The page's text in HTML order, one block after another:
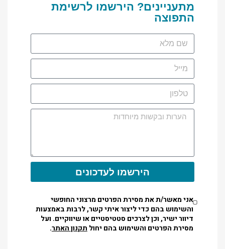
מתעניינים? הירשמו לרשימת
התפוצה
הירשמו לעדכונים
אני מאשר/ת את מסירת הפרטים מרצוני החופשי
והשימוש בהם כדי ליצור איתי קשר, לרבות באמצעות
דיוור ישיר, וכן לצרכים סטטיסטיים או שיווקיים. ועל
מסירת הפרטים והשימוש בהם יחול תקנון האתר.